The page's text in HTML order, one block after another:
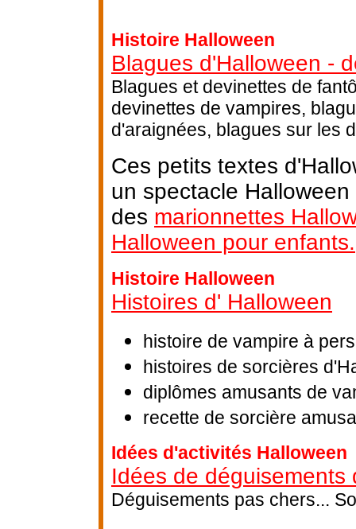
Histoire Halloween
Blagues d'Halloween -
Blagues et devinettes de
devinettes de vampires,
d'araignées, blagues sur les
Ces petits textes
un spectacle
des marionnettes
Halloween pour enfants.
Histoire Halloween
Histoires d' Halloween
histoire de vampire à
histoires de sorcières
diplômes amusants de
recette de sorcière
Idées d'activités Halloween
Idées de déguisements
Déguisements pas chers...